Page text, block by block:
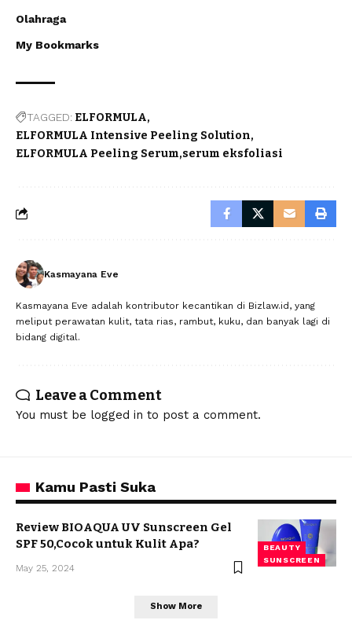
Olahraga
My Bookmarks
TAGGED: ELFORMULA
ELFORMULA Intensive Peeling Solution
ELFORMULA Peeling Serum serum eksfoliasi
Kasmayana Eve
Kasmayana Eve adalah kontributor kecantikan di Bizlaw.id, yang
meliput perawatan kulit, tata rias, rambut, kuku, dan banyak lagi di
bidang digital.
Leave a Comment
You must be logged in to post a comment.
Kamu Pasti Suka
BEAUTY
SUNSCREEN
Review BIOAQUA UV Sunscreen Gel
SPF 50,Cocok untuk Kulit Apa?
May 25, 2024
Show More